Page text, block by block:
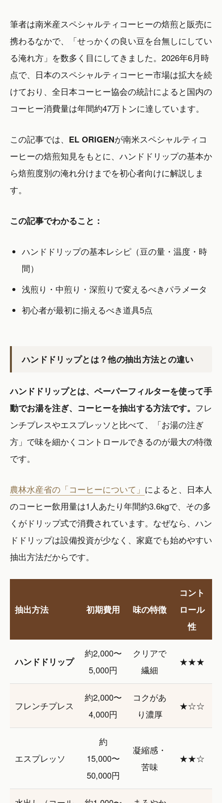
筆者は南米産スペシャルティコーヒーの焙煎と販売に
携わるなかで、「せっかくの良い豆を台無しにしてい
る淹れ方」を数多く目にしてきました。2026年6月時
点で、日本のスペシャルティコーヒー市場は拡大を続
けており、全日本コーヒー協会の統計によると国内の
コーヒー消費量は年間約47万トンに達しています。
この記事では、 EL ORIGENが南米スペシャルティコ
ーヒーの焙煎知見をもとに、ハンドドリップの基本か
ら焙煎度別の淹れ分けまでを初心者向けに解説しま
す。
この記事でわかること：
ハンドドリップの基本レシピ（豆の量・温度・時
間）
浅煎り・中煎り・深煎りで変えるべきパラメータ
初心者が最初に揃えるべき道具5点
ハンドドリップとは？他の抽出方法との違い
ハンドドリップとは、ペーパーフィルターを使って手
動でお湯を注ぎ、コーヒーを抽出する方法です。 フレ
ンチプレスやエスプレッソと比べて、「お湯の注ぎ
方」で味を細かくコントロールできるのが最大の特徴
です。
農林水産省の「コーヒーについて」 によると、日本人
のコーヒー飲用量は1人あたり年間約3.6kgで、その多
くがドリップ式で消費されています。なぜなら、ハン
ドドリップは設備投資が少なく、家庭でも始めやすい
抽出方法だからです。
抽出方法 初期費用 味の特徴
コント
ロール
性
ハンドドリップ
約2,000〜
5,000円
クリアで
繊細
★★★
フレンチプレス
約2,000〜
4,000円
コクがあ
り濃厚
★☆☆
エスプレッソ
約
15,000〜
50,000円
凝縮感・
苦味
★★☆